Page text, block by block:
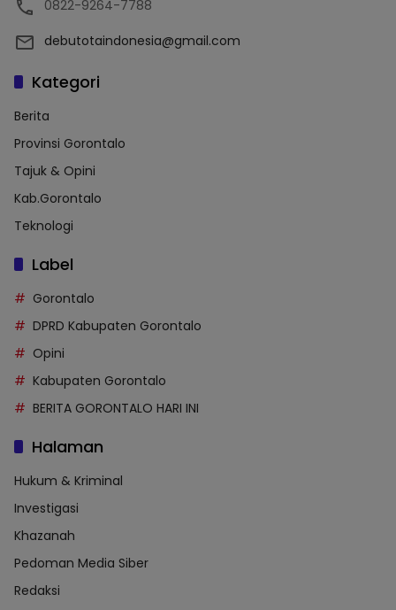
0822-9264-7788
debutotaindonesia@gmail.com
Kategori
Berita
Provinsi Gorontalo
Tajuk & Opini
Kab.Gorontalo
Teknologi
Label
Gorontalo
DPRD Kabupaten Gorontalo
Opini
Kabupaten Gorontalo
BERITA GORONTALO HARI INI
Halaman
Hukum & Kriminal
Investigasi
Khazanah
Pedoman Media Siber
Redaksi